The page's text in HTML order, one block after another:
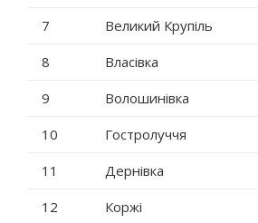
7
Великий Крупіль
8
Власівка
9
Волошинівка
10
Гостролуччя
11
Дернівка
12
Коржі